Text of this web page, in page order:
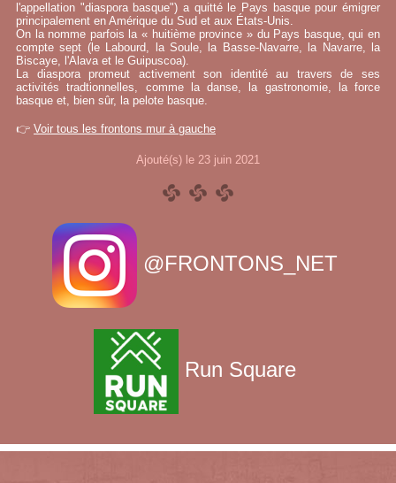
l'appellation "diaspora basque") a quitté le Pays basque pour émigrer
principalement en Amérique du Sud et aux États-Unis.
On la nomme parfois la « huitième province » du Pays basque, qui en
compte sept (le Labourd, la Soule, la Basse-Navarre, la Navarre, la
Biscaye, l'Alava et le Guipuscoa).
La diaspora promeut activement son identité au travers de ses
activités tradtionnelles, comme la danse, la gastronomie, la force
basque et, bien sûr, la pelote basque.
👉 Voir tous les frontons mur à gauche
Ajouté(s) le 23 juin 2021
@FRONTONS_NET
Run Square